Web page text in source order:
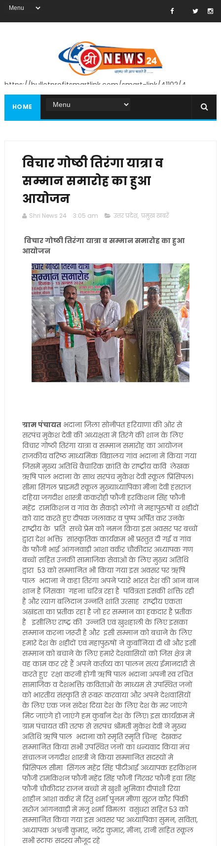
https://bulletprofitsmartlink.com/smart-link/41102/4
HOME
विचार गोष्ठी तिरंगा यात्रा व
सम्मान समारोह का हुआ
आयोजन
Shri News 24 3:05 am उत्तर प्रदेश, प्रमुख खबरें
विचार गोष्ठी तिरंगा यात्रा व सम्मान समारोह का हुआ
आयोजन
ग्राम पंचायतभदाना जिला सोनीपत हरियाणा की ओर से
सरपंच मुकेश देवी की अध्यक्षता में तिरंगे की शान के लिए
विचार गोष्ठी तिरंगा यात्रा व सम्मान समारोह का आयोजन
राजकीय वरिष्ठ माध्यमिक विद्यालय गांव भदाना में किया गया
जिसमें मुख्य अतिथि वैचारिक क्रांति के राष्ट्रीय कवि लेखक
ऋषि पाल भदाना के साथ सरपंच मुकेश देवी स्कूल प्रिंसिपल।
सीमा सिंगल प्राइमरी स्कूल मुख्याध्यापिका मीना देवी हंसराज
दहिया जगदीश शास्त्री ककरोही फौजी हरकिशन सिंह फौजी
महेंद्र रामकिशन व गांव के सैकड़ो लोगों ने महापुरुषों व शहीदों
को याद करते हुए दीपक जलाकर व पुष्प अर्पित कर उनके
राष्ट्रीय के प्रति सच्चे प्रेम को नमन किया इस अवसर पर बच्चों
द्वारा देश भक्ति सांस्कृतिक कार्यक्रम भी प्रस्तुत दी गई व गांव
के फौजी भाई आंगनवाड़ी आशा वर्कर चौकीदार अध्यापक गण
बच्चों सहित उनकी सामाजिक सेवाओं के लिए मुख्य अतिथि
द्वारा 53 को सम्मानित भी किया गया इस अवसर पर ऋषि
पाल भदाना ने कहा तिरंगा अपने प्यारे भारत देश की आन बान
शान है जिसका गहना चरित्र रहा है पवित्रता इसकी शक्ति रही
है और त्याग बलिदान उन्नति शांति उत्साह राष्ट्रीय एकता
अखंडता का प्रतीक रहा है जो हर सम्मान का हकदार है प्रतीक
है इसीलिए राष्ट्र की उन्नति एवं खुशहाली के लिए इसका
सम्मान करना जरूरी है और इसी सम्मान को बचाने के लिए
हमारे देश के शहीदों एवं महापुरुषों ने कुर्बानियां दी थी और इसी
सम्मान को बचाने के लिए हमारे देशवासियों को जिस क्षेत्र में
वह काम कर रहे हैं अपने कर्तव्य का पालन सत्य ईमानदारी से
करते हुए रक्षा करनी होगी ऋषि पाल भदाना अपनी स्व रचित
सामाजिक व देशभक्ति कविताओं के माध्यम से उपस्थित जनों
को भारतीय संस्कृति से रूबरू करवाया और अपने देशवासियों
के लिए एक जन संदेश दिया देश के लिए देश के मर जाएंगे
मिट जाएंगे हो जाएंगे हम कुर्बान देश के लिए। इस कार्यक्रम में
ग्राम पंचायत की तरफ से सरपंच श्रीमती मुकेश देवी ने मुख्य
अतिथि ऋषि पाल भदाना को स्मृति स्मृति चिन्ह देखकर
सम्मानित किया सभी उपस्थित जनों का धन्यवाद किया मंच
संचालन जगदीश शास्त्री ने किया सम्मानित सदस्यों मे
प्रिंसिपल सीमा सिंगल महेंद्र सिंह पीटीआई अध्यापक हरकिशन
फौजी रामकिशन फौजी महेंद्र सिंह फौजी गिरवर फौजी हवा सिंह
फौजी चौकीदार राजन बच्चों में खुशी भूमिका दीपांशी रिया
शाहीन आशा वर्कर में रितु शर्मा पूनम मीणा सूरज कौर पिंकी
सरोज आंगनवाड़ी में मंजू शर्मा विमला वसुंधरा सहित 53 को
सम्मानित किया गया इस अवसर पर अध्यापिका सुमन, सविता,
अध्यापक अश्वनी कुमार, नरेंद्र कुमार, मीना, रानी सहित स्कूल
सभी स्टाफ सदस्य मौजूद रहे